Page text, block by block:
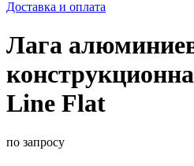
Доставка и оплата
Лага
Line Flat
по запросу